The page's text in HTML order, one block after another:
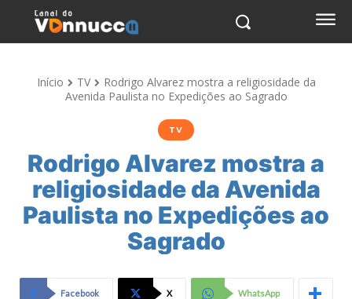
Início TV
Rodrigo Alvarez mostra a religiosidade da
Avenida Paulista no Expedições ao Sagrado
TV
Rodrigo Alvarez mostra a
religiosidade da Avenida
Paulista no Expedições ao
Sagrado
Facebook X WhatsApp